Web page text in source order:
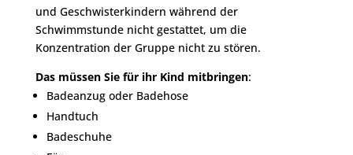
und Geschwisterkindern während der
Schwimmstunde nicht gestattet, um die
Konzentration der Gruppe nicht zu stören.
Das müssen Sie für ihr Kind mitbringen:
Badeanzug oder Badehose
Handtuch
Badeschuhe